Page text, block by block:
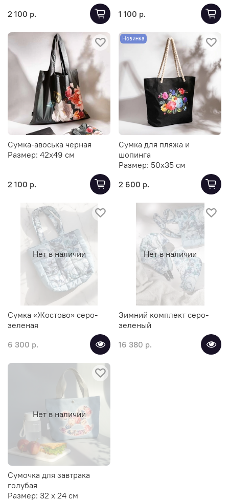
2 100 р.
1 100 р.
Сумка-авоська черная
Размер: 42х49 см
2 100 р.
Новинка
Сумка для пляжа и
шопинга
Размер: 50х35 см
2 600 р.
Нет в наличии
Сумка «Жостово» серо-
зеленая
6 300 р.
Нет в наличии
Зимний комплект серо-
зеленый
16 380 р.
Нет в наличии
Сумочка для завтрака
голубая
Размер: 32 х 24 см